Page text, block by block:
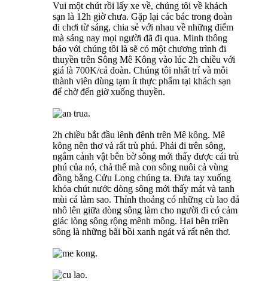
Vui một chút rồi lấy xe về, chúng tôi về khách
sạn là 12h giờ chưa. Gặp lại các bác trong đoàn
đi chơi từ sáng, chia sẻ với nhau về những điểm
mà sáng nay mọi người đã đi qua. Minh thông
báo với chúng tôi là sẽ có một chương trình đi
thuyền trên Sông Mê Kông vào lúc 2h chiều với
giá là 700K/cả đoàn. Chúng tôi nhất trí và mỗi
thành viên dùng tạm ít thực phẩm tại khách sạn
để chờ đến giờ xuống thuyền.
2h chiều bắt đầu lênh đênh trên Mê kông. Mê
kông nên thơ và rất trù phú. Phải đi trên sông,
ngắm cảnh vật bên bờ sông mới thấy được cái trù
phú của nó, chả thế mà con sông nuôi cả vùng
đồng bằng Cửu Long chúng ta. Đưa tay xuống
khỏa chút nước dòng sông mới thấy mát và tanh
mùi cá làm sao. Thỉnh thoảng có những cù lao đá
nhô lên giữa dòng sông làm cho người đi có cảm
giác lòng sông rộng mênh mông. Hai bên triền
sông là những bãi bồi xanh ngát và rất nên thơ.